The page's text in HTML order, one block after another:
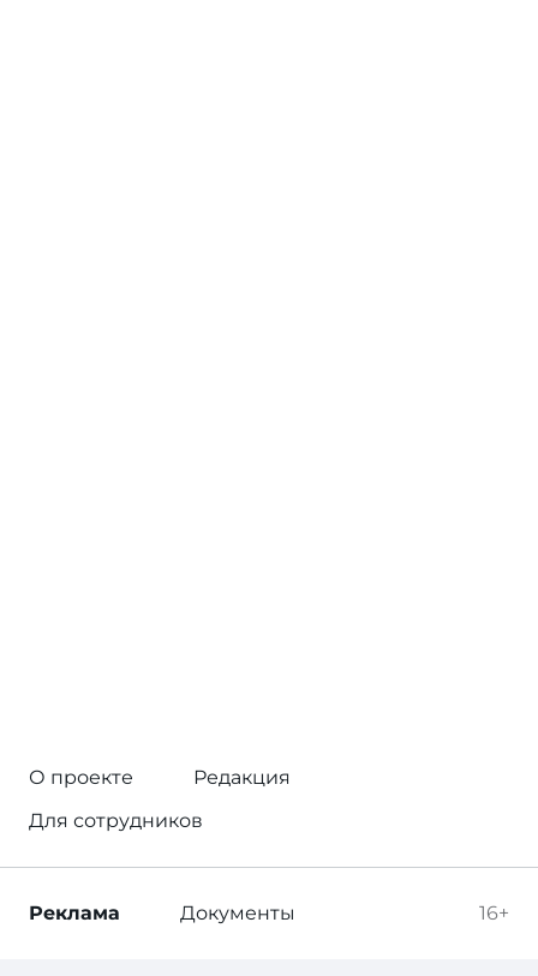
О проекте
Редакция
Для сотрудников
16+
Реклама Документы